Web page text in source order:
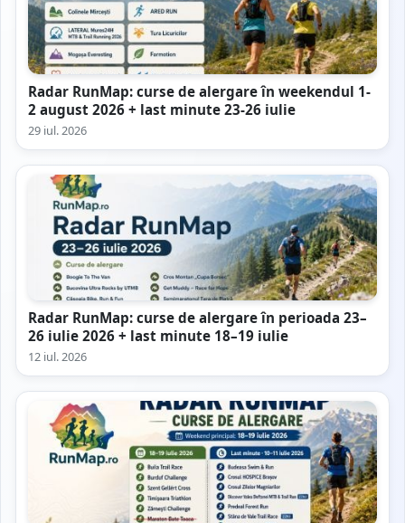
Radar RunMap: curse de alergare în weekendul 1-
2 august 2026 + last minute 23-26 iulie
29 iul. 2026
Radar RunMap: curse de alergare în perioada 23–
26 iulie 2026 + last minute 18–19 iulie
12 iul. 2026